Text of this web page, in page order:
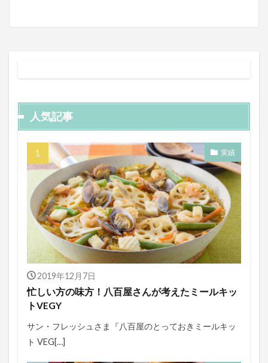
人気記事
実績
2019年12月7日
忙しい方の味方！八百屋さんが考えたミールキッ
トVEGY
サン・フレッシュさま『八百屋のとっておきミールキッ
ト VEG[…]